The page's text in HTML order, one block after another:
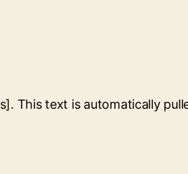
This text is automatically